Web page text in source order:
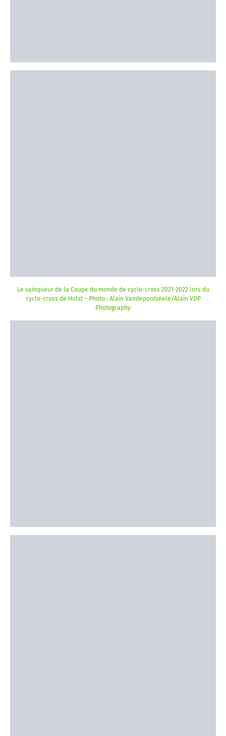
Le vainqueur de la Coupe du monde de cyclo-cross 2021-2022 lors du
cyclo-cross de Hulst – Photo : Alain Vandepontseele/Alain VDP
Photography